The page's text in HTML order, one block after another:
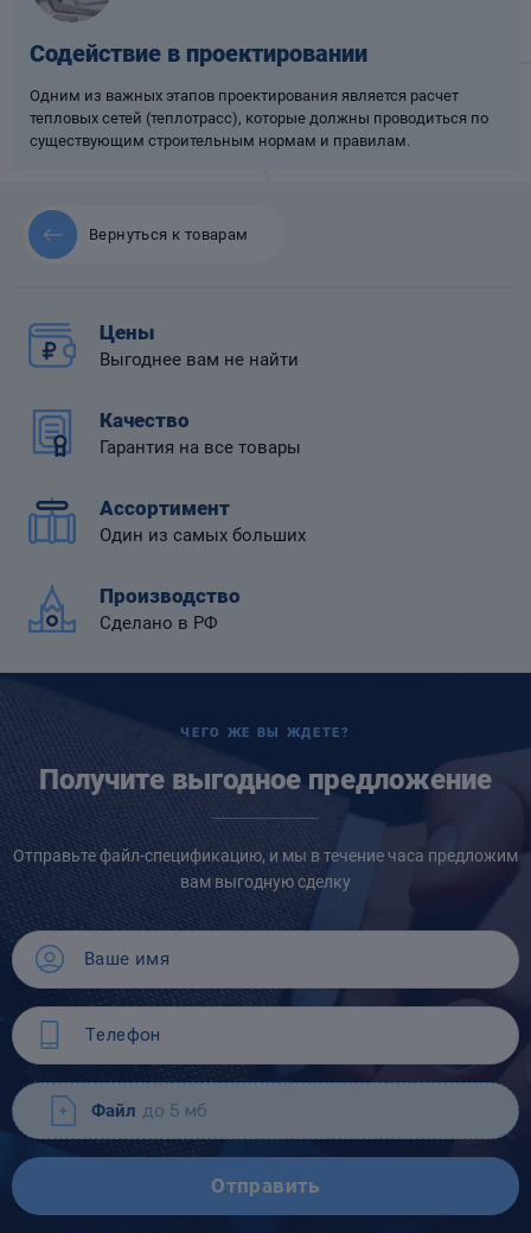
Содействие в проектировании
Одним из важных этапов проектирования является расчет
тепловых сетей (теплотрасс), которые должны проводиться по
существующим строительным нормам и правилам.
Вернуться к товарам
Цены
Выгоднее вам не найти
Качество
Гарантия на все товары
Ассортимент
Один из самых больших
Производство
Сделано в РФ
ЧЕГО ЖЕ ВЫ ЖДЕТЕ?
Получите выгодное предложение
Отправьте файл-спецификацию, и мы в течение часа предложим
вам выгодную сделку
Файл до 5 мб
Отправить
Компенсаторы